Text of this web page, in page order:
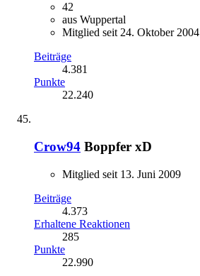
42
aus Wuppertal
Mitglied seit 24. Oktober 2004
Beiträge
4.381
Punkte
22.240
Crow94 Boppfer xD
Mitglied seit 13. Juni 2009
Beiträge
4.373
Erhaltene Reaktionen
285
Punkte
22.990